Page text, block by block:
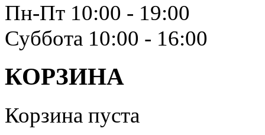
Пн-Пт 10:00 - 19:00
Суббота 10:00 - 16:00
КОРЗИНА
Корзина пуста